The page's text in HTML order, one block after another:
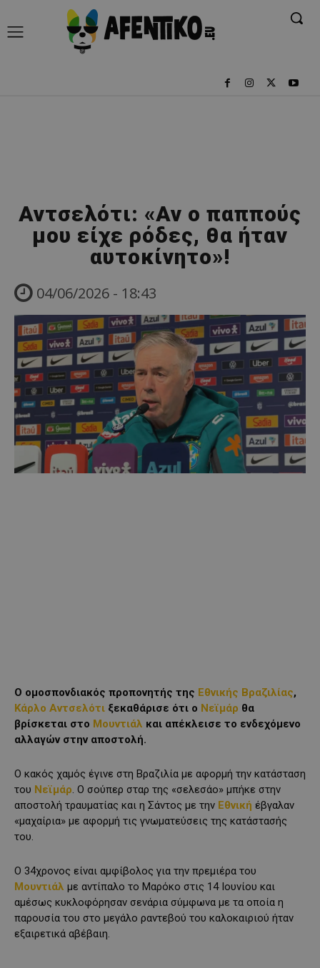
Αντσελότι: «Αν ο παππούς
μου είχε ρόδες, θα ήταν
αυτοκίνητο»!
04/06/2026 - 18:43
Ο ομοσπονδιακός προπονητής της Εθνικής Βραζιλίας,
Κάρλο Αντσελότι ξεκαθάρισε ότι ο Νεϊμάρ θα
βρίσκεται στο Μουντιάλ και απέκλεισε το ενδεχόμενο
αλλαγών στην αποστολή.
Ο κακός χαμός έγινε στη Βραζιλία με αφορμή την κατάσταση
του Νεϊμάρ. Ο σούπερ σταρ της «σελεσάο» μπήκε στην
αποστολή τραυματίας και η Σάντος με την Εθνική έβγαλαν
«μαχαίρια» με αφορμή τις γνωματεύσεις της κατάστασής
του.
Ο 34χρονος είναι αμφίβολος για την πρεμιέρα του
Μουντιάλ με αντίπαλο το Μαρόκο στις 14 Ιουνίου και
αμέσως κυκλοφόρησαν σενάρια σύμφωνα με τα οποία η
παρουσία του στο μεγάλο ραντεβού του καλοκαιριού ήταν
εξαιρετικά αβέβαιη.